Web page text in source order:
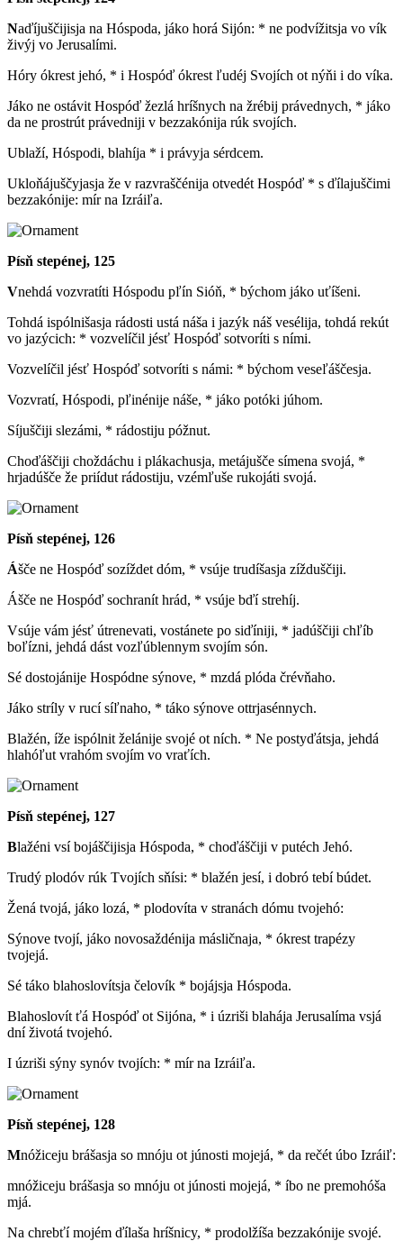
Naďíjuščijisja na Hóspoda, jáko horá Sijón: * ne podvížitsja vo vík
živýj vo Jerusalími.
Hóry ókrest jehó, * i Hospóď ókrest ľudéj Svojích ot nýňi i do víka.
Jáko ne ostávit Hospóď žezlá hríšnych na žrébij právednych, * jáko
da ne prostrút právedniji v bezzakónija rúk svojích.
Ublaží, Hóspodi, blahíja * i právyja sérdcem.
Ukloňájuščyjasja že v razvraščénija otvedét Hospóď * s ďílajuščimi
bezzakónije: mír na Izráiľa.
Písň stepénej, 125
Vnehdá vozvratíti Hóspodu pľín Sióň, * býchom jáko uťíšeni.
Tohdá ispólnišasja rádosti ustá náša i jazýk náš vesélija, tohdá rekút
vo jazýcich: * vozvelíčil jésť Hospóď sotvoríti s ními.
Vozvelíčil jésť Hospóď sotvoríti s námi: * býchom veseľáščesja.
Vozvratí, Hóspodi, pľinénije náše, * jáko potóki júhom.
Síjuščiji slezámi, * rádostiju póžnut.
Choďáščiji choždáchu i plákachusja, metájušče símena svojá, *
hrjadúšče že priídut rádostiju, vzémľuše rukojáti svojá.
Písň stepénej, 126
Ášče ne Hospóď sozíždet dóm, * vsúje trudíšasja zížduščiji.
Ášče ne Hospóď sochranít hrád, * vsúje bďí strehíj.
Vsúje vám jésť útrenevati, vostánete po siďíniji, * jadúščiji chľíb
boľízni, jehdá dást vozľúblennym svojím són.
Sé dostojánije Hospódne sýnove, * mzdá plóda črévňaho.
Jáko stríly v rucí síľnaho, * táko sýnove ottrjasénnych.
Blažén, íže ispólnit želánije svojé ot ních. * Ne postyďátsja, jehdá
hlahóľut vrahóm svojím vo vraťích.
Písň stepénej, 127
Blažéni vsí bojáščijisja Hóspoda, * choďáščiji v putéch Jehó.
Trudý plodóv rúk Tvojích sňísi: * blažén jesí, i dobró tebí búdet.
Žená tvojá, jáko lozá, * plodovíta v stranách dómu tvojehó:
Sýnove tvojí, jáko novosaždénija másličnaja, * ókrest trapézy
tvojejá.
Sé táko blahoslovítsja čelovík * bojájsja Hóspoda.
Blahoslovít ťá Hospóď ot Sijóna, * i úzriši blahája Jerusalíma vsjá
dní životá tvojehó.
I úzriši sýny synóv tvojích: * mír na Izráiľa.
Písň stepénej, 128
Mnóžiceju brášasja so mnóju ot júnosti mojejá, * da rečét úbo Izráiľ:
mnóžiceju brášasja so mnóju ot júnosti mojejá, * íbo ne premohóša
mjá.
Na chrebťí mojém ďílaša hríšnicy, * prodolžíša bezzakónije svojé.